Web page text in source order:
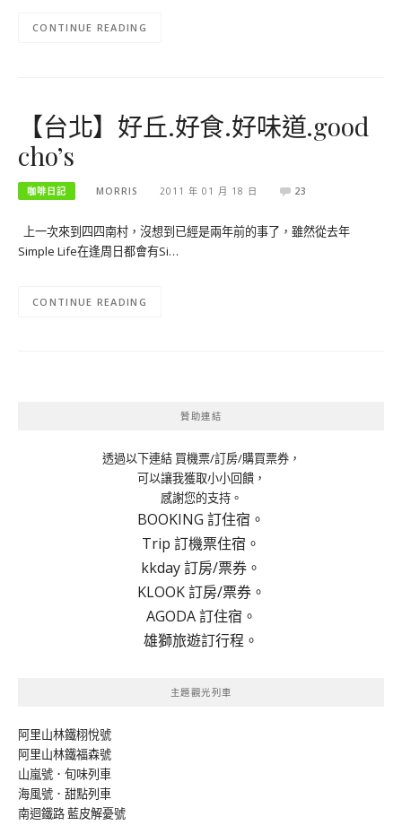
CONTINUE READING
【台北】好丘.好食.好味道.good
cho’s
咖啡日記 MORRIS 2011 年 01 月 18 日 23
上一次來到四四南村，沒想到已經是兩年前的事了，雖然從去年
Simple Life在逢周日都會有Si…
CONTINUE READING
贊助連結
透過以下連結 買機票/訂房/購買票券，
可以讓我獲取小小回饋，
感謝您的支持。
BOOKING 訂住宿。
Trip 訂機票住宿。
kkday 訂房/票券。
KLOOK 訂房/票券。
AGODA 訂住宿。
雄獅旅遊訂行程。
主題觀光列車
阿里山林鐵栩悅號
阿里山林鐵福森號
山嵐號．旬味列車
海風號．甜點列車
南迴鐵路 藍皮解憂號